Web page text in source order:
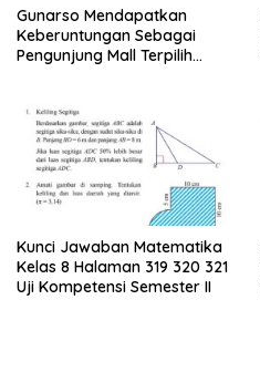
Gunarso Mendapatkan
Keberuntungan Sebagai
Pengunjung Mall Terpilih
Kunci Jawaban Matematika
Kelas 8 Halaman 319 320 321
Uji Kompetensi Semester II